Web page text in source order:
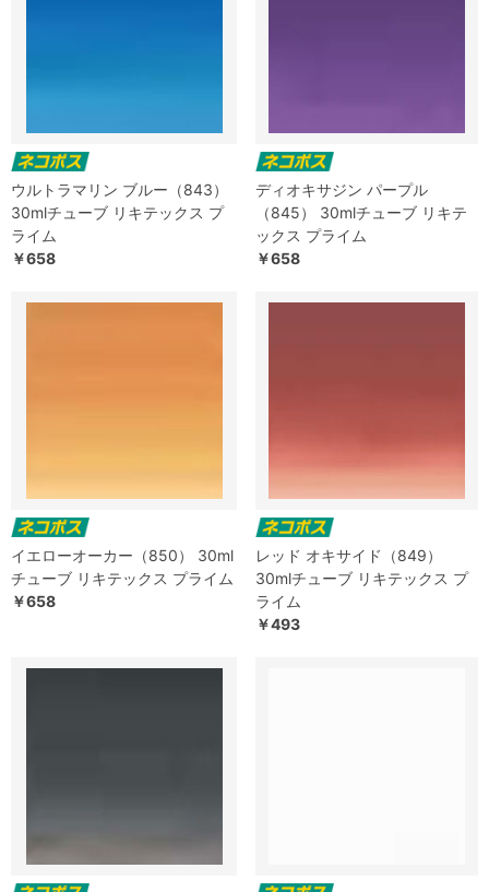
ウルトラマリン ブルー（843）
30mlチューブ リキテックス プ
ライム
￥658
ディオキサジン パープル
（845） 30mlチューブ リキテ
ックス プライム
￥658
イエローオーカー（850） 30ml
チューブ リキテックス プライム
￥658
レッド オキサイド（849）
30mlチューブ リキテックス プ
ライム
￥493